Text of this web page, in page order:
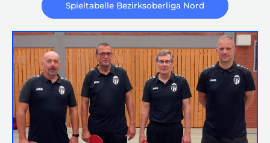
Spieltabelle Bezirksoberliga Nord